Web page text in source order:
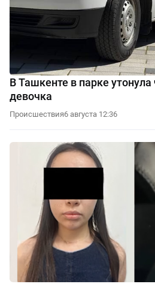
В Ташкенте в парке
девочка
Происшествия6 августа 12:36